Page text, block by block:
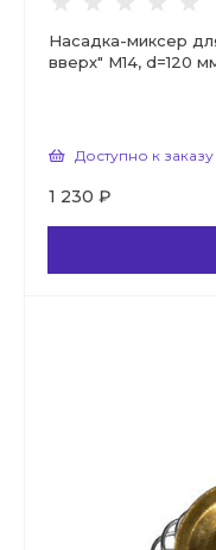
Насадка-миксер
вверх″ М14, d=120
Доступно к заказу
1 230 ₽